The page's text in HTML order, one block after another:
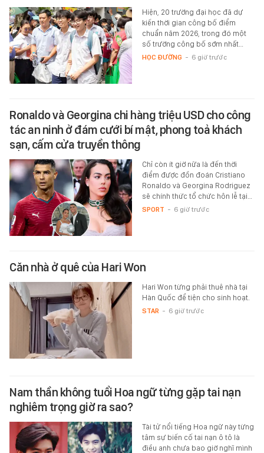
Hiện, 20 trường đại học đã dự
kiến thời gian công bố điểm
chuẩn năm 2026, trong đó một
số trường công bố sớm nhất…
HỌC ĐƯỜNG - 6 giờ trước
Ronaldo và Georgina chi hàng triệu USD cho công
tác an ninh ở đám cưới bí mật, phong toả khách
sạn, cấm cửa truyền thông
Chỉ còn ít giờ nữa là đến thời
điểm được đồn đoán Cristiano
Ronaldo và Georgina Rodriguez
sẽ chính thức tổ chức hôn lễ tại…
SPORT - 6 giờ trước
Căn nhà ở quê của Hari Won
Hari Won từng phải thuê nhà tại
Hàn Quốc để tiện cho sinh hoạt.
STAR - 6 giờ trước
Nam thần không tuổi Hoa ngữ từng gặp tai nạn
nghiêm trọng giờ ra sao?
Tài tử nổi tiếng Hoa ngữ này từng
tâm sự biến cố tai nạn ô tô là
điều anh chưa bao giờ nghĩ mình